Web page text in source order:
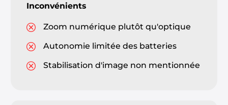
Inconvénients
Zoom numérique plutôt qu'optique
Autonomie limitée des batteries
Stabilisation d'image non mentionnée